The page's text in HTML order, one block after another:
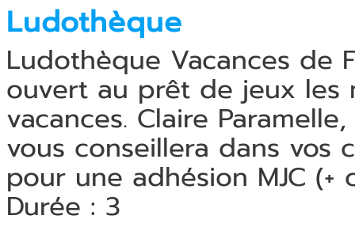
Ludothèque
Ludothèque Vacances de
ouvert au prêt de jeux les
vacances. Claire
vous conseillera dans
pour une adhésion MJC
Durée : 3